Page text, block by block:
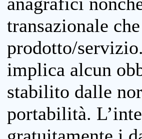
transazionale
prodotto/
implica alcun
stabilito dalle
portabilità.